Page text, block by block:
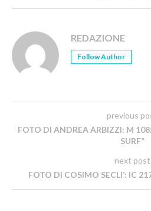
REDAZIONE
Follow Author
previous
FOTO DI ANDREA ARBIZZI: M
SURF”
next post
FOTO DI COSIMO SECLI’: IC